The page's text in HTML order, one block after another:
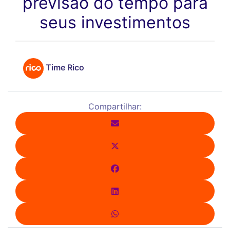
seus investimentos
Time Rico
Compartilhar: